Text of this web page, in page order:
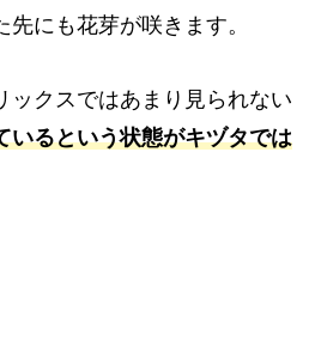
にも花芽が咲きます。
ックスではあまり見られない
いるという状態がキヅタでは